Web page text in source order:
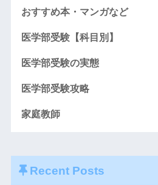
おすすめ本・マンガなど
医学部受験【科目別】
医学部受験の実態
医学部受験攻略
家庭教師
Recent Posts